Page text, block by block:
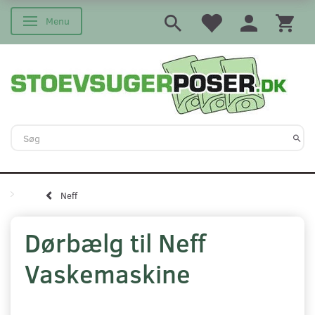
Skifte navigation
Menu
Neff
Dørbælg til Neff
Vaskemaskine